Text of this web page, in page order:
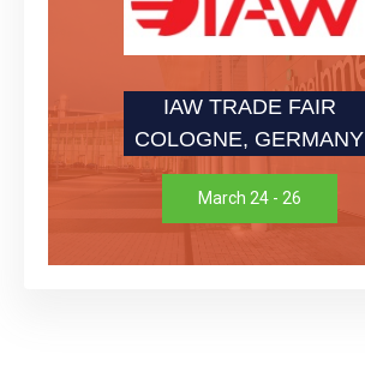
IAW TRADE FAIR
COLOGNE, GERMANY
March 24 - 26